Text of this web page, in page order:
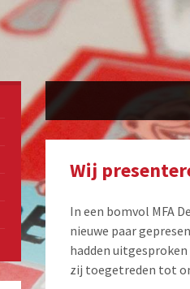
Wij
In een bomvol MFA
nieuwe paar
hadden
zij toegetreden tot